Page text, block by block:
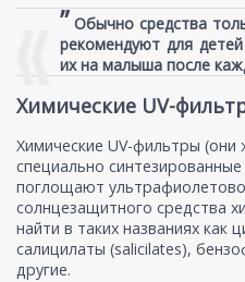
” Обычно средства
рекомендуют для
их на малыша после
Химические UV-
Химические UV-фильтры (они
специально
поглощают
солнцезащитного средства
найти в таких названиях как
салицилаты (salicilates),
другие.